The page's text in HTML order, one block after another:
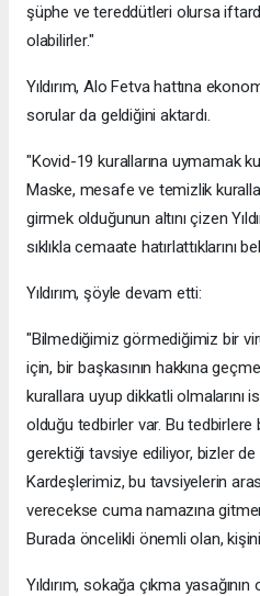
şüphe ve tereddütleri olursa
olabilirler."
Yıldırım, Alo Fetva hattına
sorular da geldiğini aktardı.
"Kovid-19 kurallarına uymamak
Maske, mesafe ve temizlik
girmek olduğunun altını çizen
sıklıkla cemaate hatırlattıklarını
Yıldırım, şöyle devam etti:
"Bilmediğimiz görmediğimiz bir
için, bir başkasının hakkına
kurallara uyup dikkatli olmalarını
olduğu tedbirler var. Bu tedbirlere
gerektiği tavsiye ediliyor, bizler
Kardeşlerimiz, bu tavsiyelerin
verecekse cuma namazına
Burada öncelikli önemli olan,
Yıldırım, sokağa çıkma